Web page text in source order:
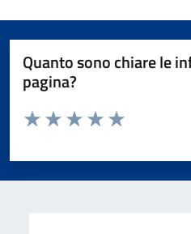
Quanto sono chiare le
pagina?
Valuta da 1 a 5 stelle la pagina
Valuta 4 stelle
Valuta 3 stelle su 5
Valuta 2 stelle su 5
Valuta 1 stelle su 5